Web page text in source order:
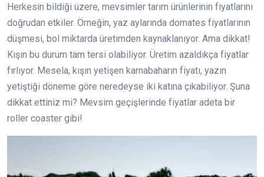
Herkesin bildiği üzere, mevsimler tarım ürünlerinin fiyatlarını
doğrudan etkiler. Örneğin, yaz aylarında domates fiyatlarının
düşmesi, bol miktarda üretimden kaynaklanıyor. Ama dikkat!
Kışın bu durum tam tersi olabiliyor. Üretim azaldıkça fiyatlar
fırlıyor. Mesela, kışın yetişen karnabaharın fiyatı, yazın
yetiştiği döneme göre neredeyse iki katına çıkabiliyor. Şuna
dikkat ettiniz mi? Mevsim geçişlerinde fiyatlar adeta bir
roller coaster gibi!